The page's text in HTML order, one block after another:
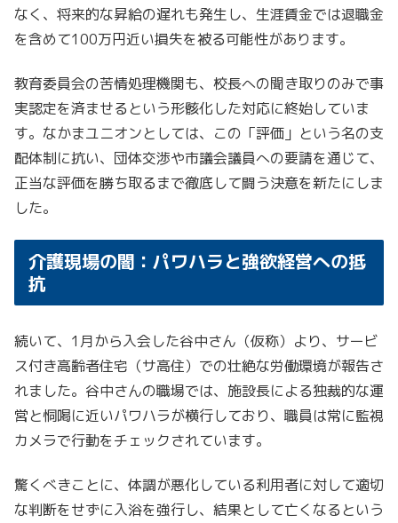
なく、将来的な昇給の遅れも発生し、生涯賃金では退職金
を含めて100万円近い損失を被る可能性があります。
教育委員会の苦情処理機関も、校長への聞き取りのみで事
実認定を済ませるという形骸化した対応に終始していま
す。なかまユニオンとしては、この「評価」という名の支
配体制に抗い、団体交渉や市議会議員への要請を通じて、
正当な評価を勝ち取るまで徹底して闘う決意を新たにしま
した。
介護現場の闇：パワハラと強欲経営への抵
抗
続いて、1月から入会した谷中さん（仮称）より、サービ
ス付き高齢者住宅（サ高住）での壮絶な労働環境が報告さ
れました。谷中さんの職場では、施設長による独裁的な運
営と恫喝に近いパワハラが横行しており、職員は常に監視
カメラで行動をチェックされています。
驚くべきことに、体調が悪化している利用者に対して適切
な判断をせずに入浴を強行し、結果として亡くなるという